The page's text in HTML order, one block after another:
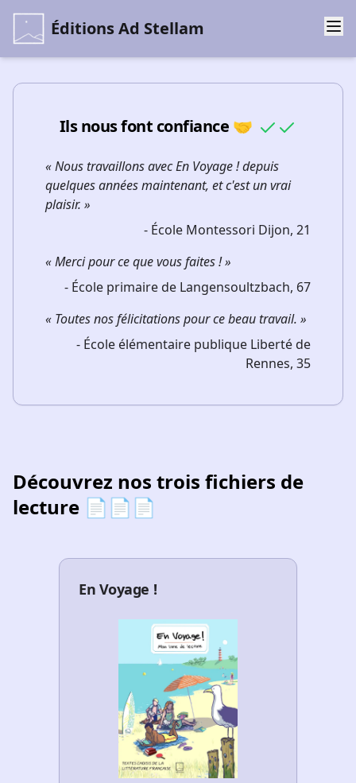
Éditions Ad Stellam
Ils nous font confiance 🤝
« Nous travaillons avec En Voyage ! depuis
quelques années maintenant, et c'est un vrai
plaisir. »
- École Montessori Dijon, 21
« Merci pour ce que vous faites ! »
- École primaire de Langensoultzbach, 67
« Toutes nos félicitations pour ce beau travail. »
- École élémentaire publique Liberté de
Rennes, 35
Découvrez nos trois fichiers de
lecture 📄📄📄
En Voyage !